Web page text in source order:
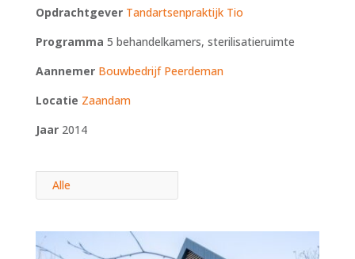
Opdrachtgever Tandartsenpraktijk Tio
Programma 5 behandelkamers, sterilisatieruimte
Aannemer Bouwbedrijf Peerdeman
Locatie Zaandam
Jaar 2014
Alle